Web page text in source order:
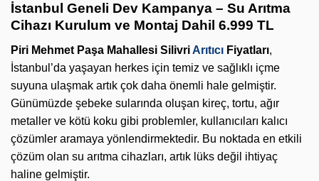
İstanbul Geneli Dev Kampanya – Su Arıtma
Cihazı Kurulum ve Montaj Dahil 6.999 TL
Piri Mehmet Paşa Mahallesi SilivriArıtıcı Fiyatları,
İstanbul’da yaşayan herkes için temiz ve sağlıklı içme
suyuna ulaşmak artık çok daha önemli hale gelmiştir.
Günümüzde şebeke sularında oluşan kireç, tortu, ağır
metaller ve kötü koku gibi problemler, kullanıcıları kalıcı
çözümler aramaya yönlendirmektedir. Bu noktada en etkili
çözüm olan su arıtma cihazları, artık lüks değil ihtiyaç
haline gelmiştir.